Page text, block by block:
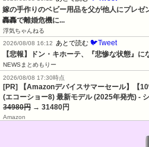
嫁の手作りのベビー用品を父が他人にプレゼ
轟轟で離婚危機に...
浮気ちゃんねる
2026/08/08 16:12
あとで読む 🐦Tweet
【悲報】ドン・キホーテ、『悲惨な状態』に
NEWSまとめもりー
2026/08/08 17:30時点
[PR] 【Amazonデバイスサマーセール】【
(エコーショー8) 最新モデル (2025年発売) -
34980円 → 31480円
Amazon